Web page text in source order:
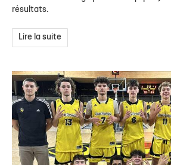
résultats.
Lire la suite